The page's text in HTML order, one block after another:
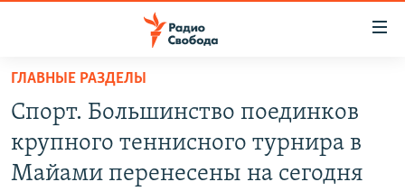
упрощенного
доступа
основному
ПОДКАСТЫ
АВТОРСКИЕ ПРОЕКТЫ
ГЛАВНЫЕ РАЗДЕЛЫ
Спорт. Большинство поединков
крупного теннисного турнира в
Майами перенесены на сегодня